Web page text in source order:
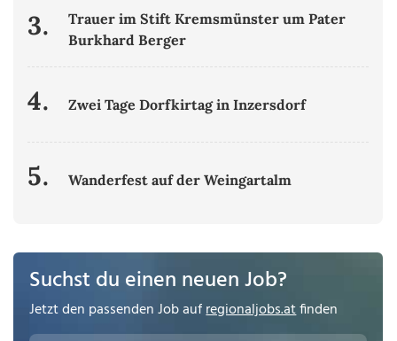
3.
Trauer im Stift Kremsmünster um Pater
Burkhard Berger
4. Zwei Tage Dorfkirtag in Inzersdorf
5. Wanderfest auf der Weingartalm
Suchst du einen neuen Job?
Jetzt den passenden Job aufregionaljobs.atfinden